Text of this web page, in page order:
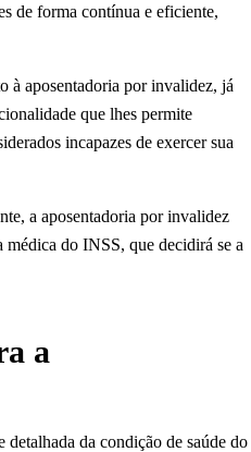
de forma contínua e eficiente,
à aposentadoria por invalidez, já
que lhes permite
incapazes de exercer sua
a aposentadoria por invalidez
do INSS, que decidirá se a
a
detalhada da condição de saúde do